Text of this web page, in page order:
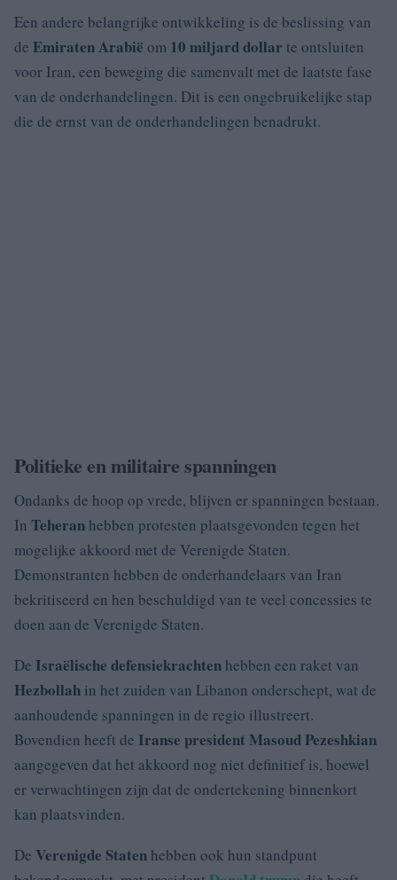
Een andere belangrijke ontwikkeling is de beslissing van
de Emiraten Arabië om 10 miljard dollar te ontsluiten
voor Iran, een beweging die samenvalt met de laatste fase
van de onderhandelingen. Dit is een ongebruikelijke stap
die de ernst van de onderhandelingen benadrukt.
Politieke en militaire spanningen
Ondanks de hoop op vrede, blijven er spanningen bestaan.
In Teheran hebben protesten plaatsgevonden tegen het
mogelijke akkoord met de Verenigde Staten.
Demonstranten hebben de onderhandelaars van Iran
bekritiseerd en hen beschuldigd van te veel concessies te
doen aan de Verenigde Staten.
De Israëlische defensiekrachten hebben een raket van
Hezbollah in het zuiden van Libanon onderschept, wat de
aanhoudende spanningen in de regio illustreert.
Bovendien heeft de Iranse president Masoud Pezeshkian
aangegeven dat het akkoord nog niet definitief is, hoewel
er verwachtingen zijn dat de ondertekening binnenkort
kan plaatsvinden.
De Verenigde Staten hebben ook hun standpunt